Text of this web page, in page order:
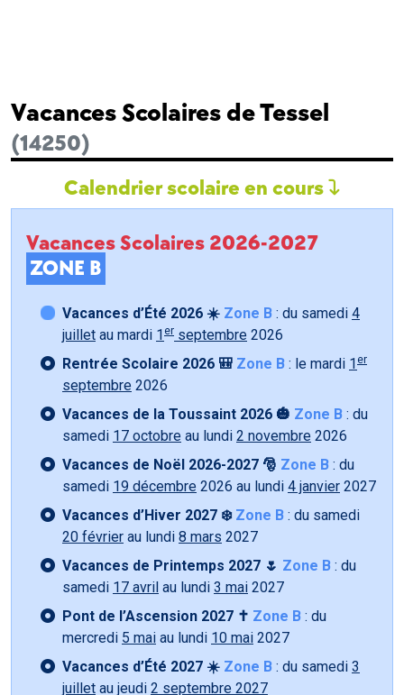
Vacances Scolaires de Tessel
(14250)
Calendrier scolaire en cours
Vacances Scolaires 2026-2027
ZONE B
Vacances d’Été 2026 ☀️ Zone B : du samedi 4
juillet au mardi 1 er septembre 2026
Rentrée Scolaire 2026 🎒 Zone B : le mardi 1 er
septembre 2026
Vacances de la Toussaint 2026 🎃 Zone B : du
samedi 17 octobre au lundi 2 novembre 2026
Vacances de Noël 2026-2027 🎅 Zone B : du
samedi 19 décembre 2026 au lundi 4 janvier 2027
Vacances d’Hiver 2027 ❄️ Zone B : du samedi
20 février au lundi 8 mars 2027
Vacances de Printemps 2027 🌷 Zone B : du
samedi 17 avril au lundi 3 mai 2027
Pont de l’Ascension 2027 ✝️ Zone B : du
mercredi 5 mai au lundi 10 mai 2027
Vacances d’Été 2027 ☀️ Zone B : du samedi 3
juillet au jeudi 2 septembre 2027